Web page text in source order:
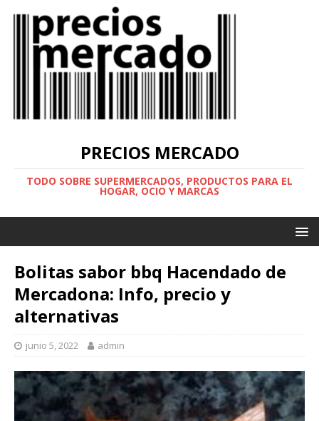
PRECIOS MERCADO
TODO SOBRE SUPERMERCADOS, PRODUCTOS PARA EL
HOGAR, OCIO Y MARCAS
Bolitas sabor bbq Hacendado de
Mercadona: Info, precio y
alternativas
junio 5, 2022 admin